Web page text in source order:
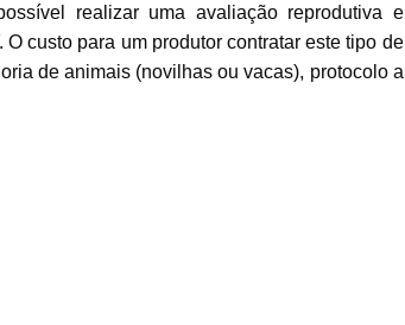
realizar uma avaliação reprodutiva e
custo para um produtor contratar este tipo de
de animais (novilhas ou vacas), protocolo a